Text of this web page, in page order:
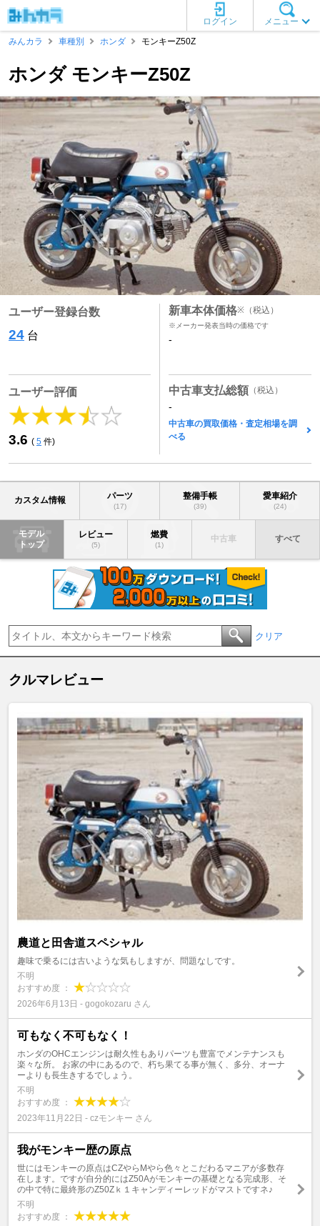
メニュー
ログイン
みんカラ
車種別 ホンダ モンキーZ50Z
ホンダ モンキーZ50Z
ユーザー登録台数
24 台
ユーザー評価
3.6 ( 5 件)
新車本体価格※ （税込）
※メーカー発表当時の価格です
-
中古車支払総額 （税込）
-
中古車の買取価格・査定相場を調
べる
カスタム情報 パーツ
(17)
整備手帳
(39)
愛車紹介
(24)
モデル
トップ
レビュー
(5)
燃費
(1)
中古車 すべて
クリア
クルマレビュー
農道と田舎道スペシャル
趣味で乗るには古いような気もしますが、問題なしです。
不明
おすすめ度 ：
2026年6月13日 - gogokozaru さん
可もなく不可もなく！
ホンダのOHCエンジンは耐久性もありパーツも豊富でメンテナンスも
楽々な所。 お家の中にあるので、朽ち果てる事が無く、多分、オーナ
ーよりも長生きするでしょう。
不明
おすすめ度 ：
2023年11月22日 - czモンキー さん
我がモンキー歴の原点
世にはモンキーの原点はCZやらMやら色々とこだわるマニアが多数存
在します。ですが自分的にはZ50Aがモンキーの基礎となる完成形、そ
の中で特に最終形のZ50Zｋ１キャンディーレッドがマストですネ♪
不明
おすすめ度 ：